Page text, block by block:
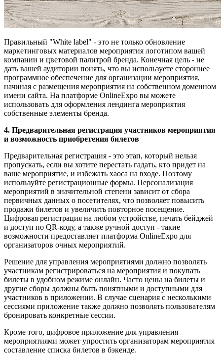
Правильный "White label" - это не только обновление
маркетинговых материалов мероприятия логотипом вашей
компании и цветовой палитрой бренда. Конечная цель - не
дать вашей аудитории понять, что вы используете стороннее
программное обеспечение для организации мероприятия,
начиная с размещения мероприятия на собственном доменном
имени сайта. На платформе OnlineExpo вы можете
использовать для оформления лендинга мероприятия
собственные элементы бренда.
4. Предварительная регистрация участников мероприятия
и возможность приобретения билетов
Предварительная регистрация - это этап, который нельзя
пропускать, если вы хотите перестать гадать, кто придет на
ваше мероприятие, и избежать хаоса на входе. Поэтому
используйте регистрационные формы. Персонализация
мероприятий в значительной степени зависит от сбора
первичных данных о посетителях, что позволяет повысить
продажи билетов и увеличить повторное посещение.
Цифровая регистрация на любом устройстве, печать бейджей
и доступ по QR-коду, а также ручной доступ - такие
возможности предоставляет платформа OnlineExpo для
организаторов очных мероприятий.
Решение для управления мероприятиями должно позволять
участникам регистрироваться на мероприятия и покупать
билеты в удобном режиме онлайн. Часто цены на билеты и
другие сборы должны быть понятными и доступными для
участников в приложении. В случае сценария с несколькими
сессиями приложение также должно позволять пользователям
бронировать конкретные сессии.
Кроме того, цифровое приложение для управления
мероприятиями может упростить организаторам мероприятия
составление списка билетов в бэкенде.